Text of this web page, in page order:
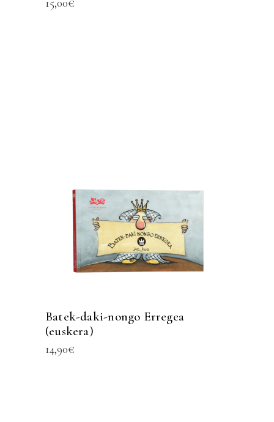
15,00€
Batek-daki-nongo Erregea
(euskera)
14,90€